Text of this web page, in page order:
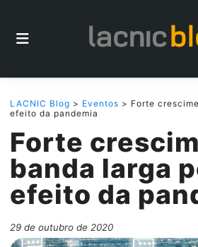
LACNIC Blog > Eventos > Forte
efeito da pandemia
Forte
banda larga
efeito da
29 de outubro de 2020